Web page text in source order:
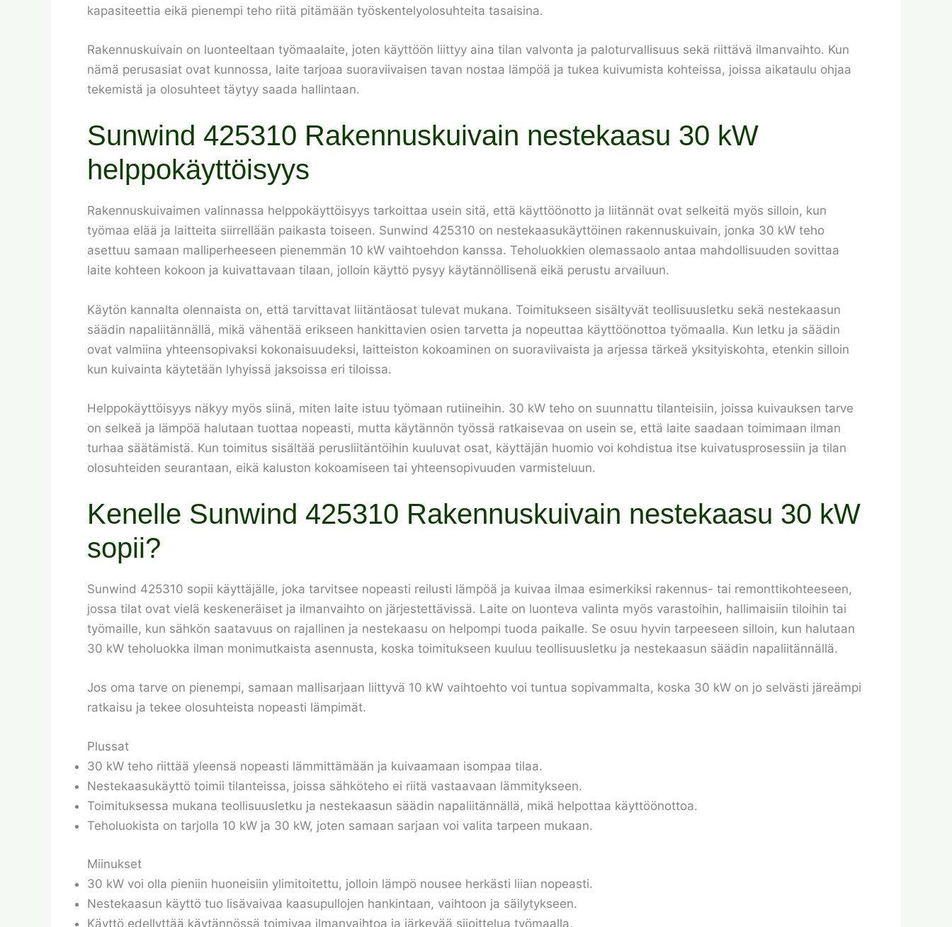
kapasiteettia eikä pienempi teho riitä pitämään työskentelyolosuhteita tasaisina.
Rakennuskuivain on luonteeltaan työmaalaite, joten käyttöön liittyy aina tilan valvonta ja paloturvallisuus sekä riittävä ilmanvaihto. Kun
nämä perusasiat ovat kunnossa, laite tarjoaa suoraviivaisen tavan nostaa lämpöä ja tukea kuivumista kohteissa, joissa aikataulu ohjaa
tekemistä ja olosuhteet täytyy saada hallintaan.
Sunwind 425310 Rakennuskuivain nestekaasu 30 kW
helppokäyttöisyys
Rakennuskuivaimen valinnassa helppokäyttöisyys tarkoittaa usein sitä, että käyttöönotto ja liitännät ovat selkeitä myös silloin, kun
työmaa elää ja laitteita siirrellään paikasta toiseen. Sunwind 425310 on nestekaasukäyttöinen rakennuskuivain, jonka 30 kW teho
asettuu samaan malliperheeseen pienemmän 10 kW vaihtoehdon kanssa. Teholuokkien olemassaolo antaa mahdollisuuden sovittaa
laite kohteen kokoon ja kuivattavaan tilaan, jolloin käyttö pysyy käytännöllisenä eikä perustu arvailuun.
Käytön kannalta olennaista on, että tarvittavat liitäntäosat tulevat mukana. Toimitukseen sisältyvät teollisuusletku sekä nestekaasun
säädin napaliitännällä, mikä vähentää erikseen hankittavien osien tarvetta ja nopeuttaa käyttöönottoa työmaalla. Kun letku ja säädin
ovat valmiina yhteensopivaksi kokonaisuudeksi, laitteiston kokoaminen on suoraviivaista ja arjessa tärkeä yksityiskohta, etenkin silloin
kun kuivainta käytetään lyhyissä jaksoissa eri tiloissa.
Helppokäyttöisyys näkyy myös siinä, miten laite istuu työmaan rutiineihin. 30 kW teho on suunnattu tilanteisiin, joissa kuivauksen tarve
on selkeä ja lämpöä halutaan tuottaa nopeasti, mutta käytännön työssä ratkaisevaa on usein se, että laite saadaan toimimaan ilman
turhaa säätämistä. Kun toimitus sisältää perusliitäntöihin kuuluvat osat, käyttäjän huomio voi kohdistua itse kuivatusprosessiin ja tilan
olosuhteiden seurantaan, eikä kaluston kokoamiseen tai yhteensopivuuden varmisteluun.
Kenelle Sunwind 425310 Rakennuskuivain nestekaasu 30 kW
sopii?
Sunwind 425310 sopii käyttäjälle, joka tarvitsee nopeasti reilusti lämpöä ja kuivaa ilmaa esimerkiksi rakennus- tai remonttikohteeseen,
jossa tilat ovat vielä keskeneräiset ja ilmanvaihto on järjestettävissä. Laite on luonteva valinta myös varastoihin, hallimaisiin tiloihin tai
työmaille, kun sähkön saatavuus on rajallinen ja nestekaasu on helpompi tuoda paikalle. Se osuu hyvin tarpeeseen silloin, kun halutaan
30 kW teholuokka ilman monimutkaista asennusta, koska toimitukseen kuuluu teollisuusletku ja nestekaasun säädin napaliitännällä.
Jos oma tarve on pienempi, samaan mallisarjaan liittyvä 10 kW vaihtoehto voi tuntua sopivammalta, koska 30 kW on jo selvästi järeämpi
ratkaisu ja tekee olosuhteista nopeasti lämpimät.
Plussat
30 kW teho riittää yleensä nopeasti lämmittämään ja kuivaamaan isompaa tilaa.
Nestekaasukäyttö toimii tilanteissa, joissa sähköteho ei riitä vastaavaan lämmitykseen.
Toimituksessa mukana teollisuusletku ja nestekaasun säädin napaliitännällä, mikä helpottaa käyttöönottoa.
Teholuokista on tarjolla 10 kW ja 30 kW, joten samaan sarjaan voi valita tarpeen mukaan.
Miinukset
30 kW voi olla pieniin huoneisiin ylimitoitettu, jolloin lämpö nousee herkästi liian nopeasti.
Nestekaasun käyttö tuo lisävaivaa kaasupullojen hankintaan, vaihtoon ja säilytykseen.
Käyttö edellyttää käytännössä toimivaa ilmanvaihtoa ja järkevää sijoittelua työmaalla.